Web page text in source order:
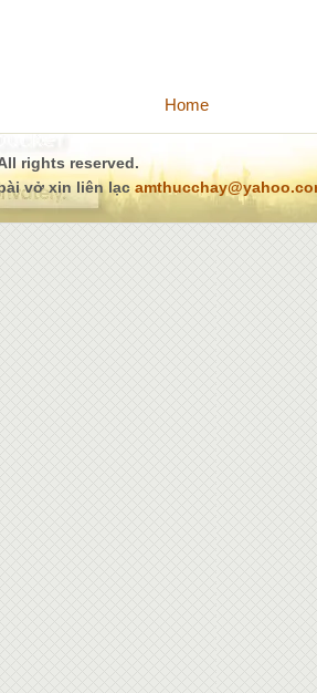
Home
rights reserved.
vở xin liên lạc